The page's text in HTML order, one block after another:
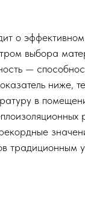
о эффективном
выбора
—
ниже,
в
традиционным